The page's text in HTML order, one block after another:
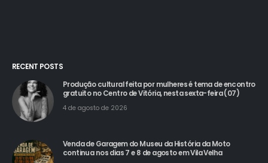
RECENT POSTS
Produção cultural feita por mulheres é tema de encontro
gratuito no Centro de Vitória, nesta sexta-feira (07)
4 de agosto de 2026
Venda de Garagem do Museu da História da Moto
continua nos dias 7 e 8 de agosto em Vila Velha